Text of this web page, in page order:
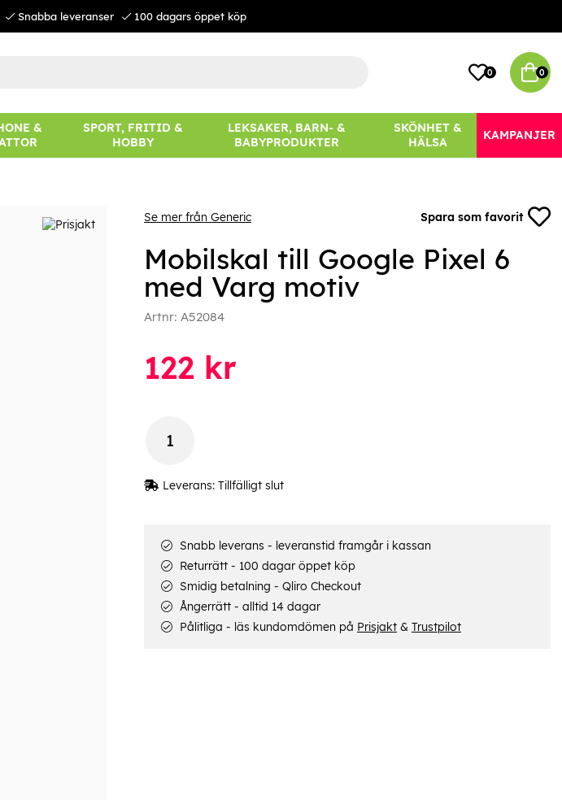
Snabba leveranser 100 dagars öppet köp
0 0
&
SPORT, FRITID &
HOBBY
LEKSAKER, BARN- &
BABYPRODUKTER
SKÖNHET &
HÄLSA
KAMPANJER
Se mer från Generic Spara som favorit
Mobilskal till Google Pixel 6
med Varg motiv
Artnr: A52084
122kr
Leverans: Tillfälligt slut
Snabb leverans - leveranstid framgår i kassan
Returrätt - 100 dagar öppet köp
Smidig betalning - Qliro Checkout
Ångerrätt - alltid 14 dagar
Pålitliga - läs kundomdömen på Prisjakt& Trustpilot